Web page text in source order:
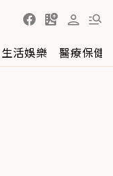
生活娛樂 醫療保健